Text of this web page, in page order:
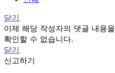
닫기
이제 해당 작성자의 댓글 내용을
확인할 수 없습니다.
닫기
신고하기